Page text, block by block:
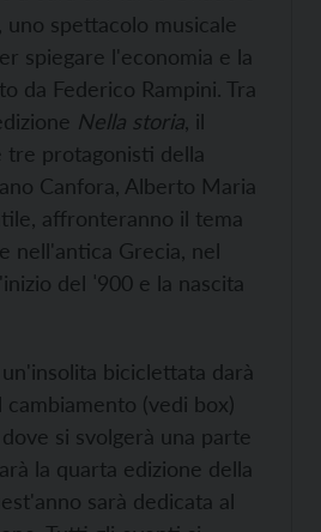
, uno spettacolo musicale
spiegare l'economia e la
da Federico Rampini. Tra
Nella storia , il
protagonisti della
Canfora, Alberto Maria
affronteranno il tema
nell'antica Grecia, nel
del ˈ900 e la nascita
biciclettata darà
cambiamento (vedi box)
si svolgerà una parte
la quarta edizione della
sarà dedicata al